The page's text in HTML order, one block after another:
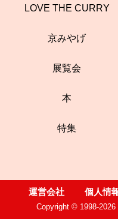
LOVE THE CURRY
京みやげ
展覧会
本
特集
運営会社 個人情
Copyright © 1998-2026